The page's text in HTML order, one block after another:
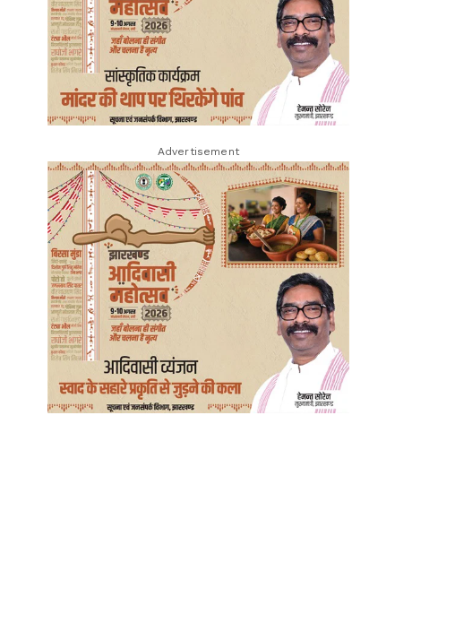
Advertisement